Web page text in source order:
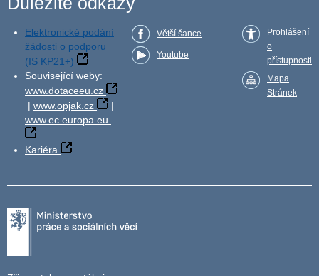
Elektronické podání
žádosti o podporu
(IS KP21+)
Související weby:
www.dotaceeu.cz
| www.opjak.cz
|
www.ec.europa.eu
Kariéra
Větší šance
Youtube
Prohlášení
o
přístupnosti
Mapa
Stránek